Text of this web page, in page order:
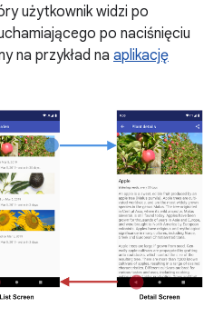
użytkownik widzi po
po naciśnięciu
na przykład na aplikację